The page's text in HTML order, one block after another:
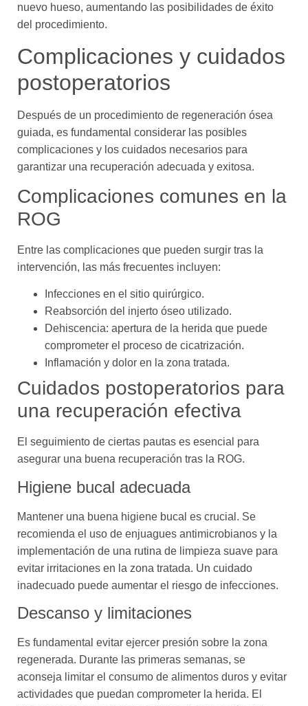
nuevo hueso, aumentando las posibilidades de éxito
del procedimiento.
Complicaciones y cuidados
postoperatorios
Después de un procedimiento de regeneración ósea
guiada, es fundamental considerar las posibles
complicaciones y los cuidados necesarios para
garantizar una recuperación adecuada y exitosa.
Complicaciones comunes en la
ROG
Entre las complicaciones que pueden surgir tras la
intervención, las más frecuentes incluyen:
Infecciones en el sitio quirúrgico.
Reabsorción del injerto óseo utilizado.
Dehiscencia: apertura de la herida que puede
comprometer el proceso de cicatrización.
Inflamación y dolor en la zona tratada.
Cuidados postoperatorios para
una recuperación efectiva
El seguimiento de ciertas pautas es esencial para
asegurar una buena recuperación tras la ROG.
Higiene bucal adecuada
Mantener una buena higiene bucal es crucial. Se
recomienda el uso de enjuagues antimicrobianos y la
implementación de una rutina de limpieza suave para
evitar irritaciones en la zona tratada. Un cuidado
inadecuado puede aumentar el riesgo de infecciones.
Descanso y limitaciones
Es fundamental evitar ejercer presión sobre la zona
regenerada. Durante las primeras semanas, se
aconseja limitar el consumo de alimentos duros y evitar
actividades que puedan comprometer la herida. El